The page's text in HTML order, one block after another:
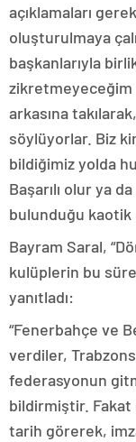
açıklamaları
oluşturulmaya
başkanlarıyla
zikretmeyeceğim
arkasına
söylüyorlar. Biz
bildiğimiz yolda
Başarılı olur ya
bulunduğu kaotik
Bayram Saral,
kulüplerin bu
yanıtladı:
“Fenerbahçe ve
verdiler,
federasyonun
bildirmiştir. Fakat
tarih görerek,